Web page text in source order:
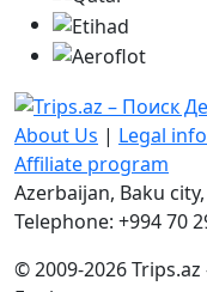
About Us | Legal
Affiliate program
Azerbaijan, Baku
Telephone: +994 70
© 2009-2026